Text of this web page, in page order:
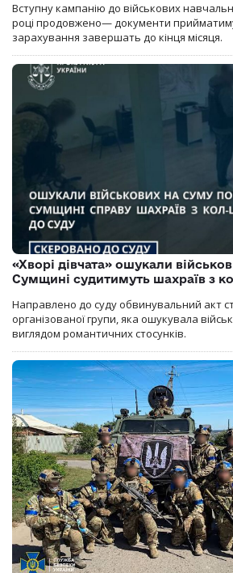
Вступну кампанію до військових
році продовжено— документи
зарахування завершать до кінця місяця.
«Хворі дівчата» ошукали
Сумщині судитимуть шахраїв з
Направлено до суду обвинувальний акт
організованої групи, яка ошукувала
виглядом романтичних стосунків.